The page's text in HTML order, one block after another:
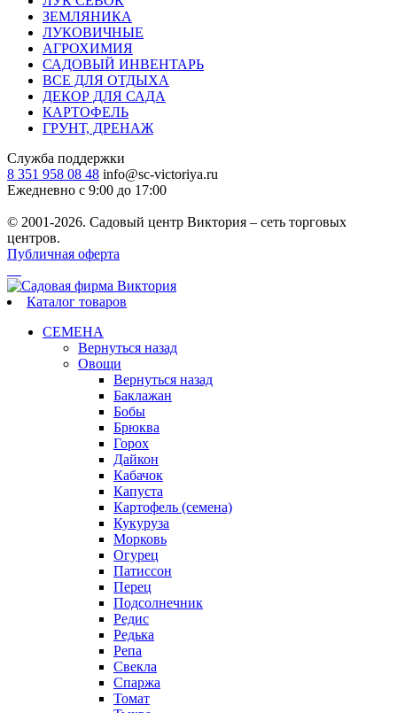
ЗЕМЛЯНИКА
ЛУКОВИЧНЫЕ
АГРОХИМИЯ
САДОВЫЙ ИНВЕНТАРЬ
ВСЕ ДЛЯ ОТДЫХА
ДЕКОР ДЛЯ САДА
КАРТОФЕЛЬ
ГРУНТ, ДРЕНАЖ
Служба поддержки
8 351 958 08 48 info@sc-victoriya.ru
Ежедневно с 9:00 до 17:00
© 2001-2026. Садовый центр Виктория – сеть торговых
центров.
Публичная оферта
Каталог товаров
СЕМЕНА
Вернуться назад
Овощи
Вернуться назад
Баклажан
Бобы
Брюква
Горох
Дайкон
Кабачок
Капуста
Картофель (семена)
Кукуруза
Морковь
Огурец
Патиссон
Перец
Подсолнечник
Редис
Редька
Репа
Свекла
Спаржа
Томат